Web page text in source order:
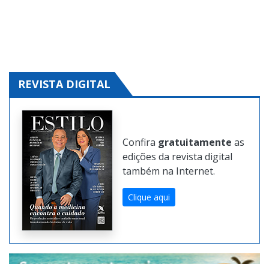
REVISTA DIGITAL
Confiragratuitamente
edições da revista digital
Clique aqui